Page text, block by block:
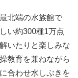
北端の水族館で
い約300種1万点
いたりと楽しみな
教育を兼ねながら
合わせ水しぶきを